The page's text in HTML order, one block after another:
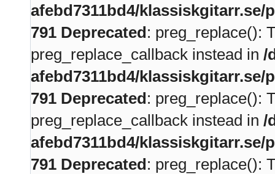
afebd7311bd4/
791 Deprecated: preg_replace():
preg_replace_callback instead in /
afebd7311bd4/
791 Deprecated: preg_replace():
preg_replace_callback instead in /
afebd7311bd4/
791 Deprecated: preg_replace():